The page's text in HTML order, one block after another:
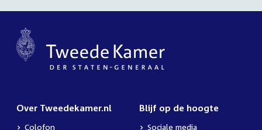
Over Tweedekamer.nl
Colofon
Blijf op de hoogte
Sociale media